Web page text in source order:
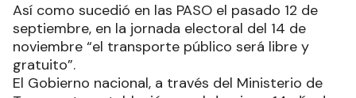
Así como sucedió en las PASO el pasado 12 de
septiembre, en la jornada electoral del 14 de
noviembre “el transporte público será libre y
gratuito”.
El Gobierno nacional, a través del Ministerio de